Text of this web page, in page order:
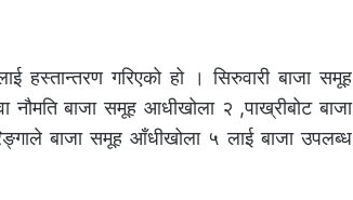
हस्तान्तरण गरिएको हो । सिरुवारी बाजा समूह
बाजा समूह आधीखोला २ ,पाख्रीबोट बाजा
बाजा समूह आँधीखोला ५ लाई बाजा उपलब्ध